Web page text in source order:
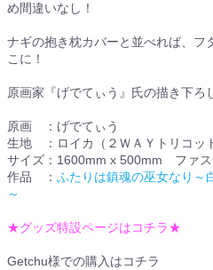
め間違いなし！
ナギの抱き枕カバーと並べれば、フ
こに！
原画家『げでてぃう』氏の描き下ろ
原画 ：げでてぃう
生地 ：ロイカ（２ＷＡＹトリコッ
サイズ：1600mm x 500mm ファ
作品 ： ふたりは鎮魂の巫女なり～
～
★グッズ特設ページはコチラ★
Getchu様での購入はコチラ